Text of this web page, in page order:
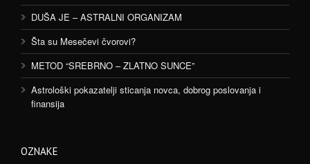
DUŠA JE – ASTRALNI ORGANIZAM
Šta su Mesečevi čvorovi?
METOD “SREBRNO – ZLATNO SUNCE”
Astrološki pokazatelji sticanja novca, dobrog poslovanja i
finansija
OZNAKE